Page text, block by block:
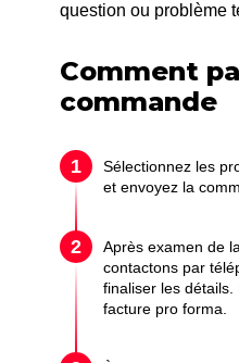
question ou problème
Comment
commande
Sélectionnez les
et envoyez la
Après examen de
contactons par
finaliser les détails.
facture pro forma.